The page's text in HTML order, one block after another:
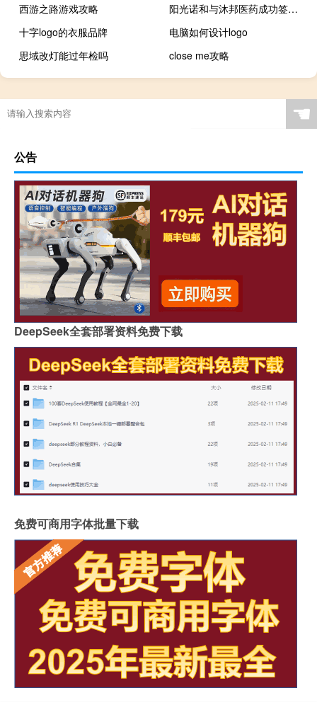
西游之路游戏攻略
阳光诺和与沐邦医药成功签署战略合作协议
十字logo的衣服品牌
电脑如何设计logo
思域改灯能过年检吗
close me攻略
☚
公告
DeepSeek全套部署资料免费下载
免费可商用字体批量下载